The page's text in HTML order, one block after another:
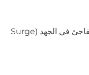
مزوّد بجهاز حماية من الارتفاع المفاجئ في الجهد (Surge